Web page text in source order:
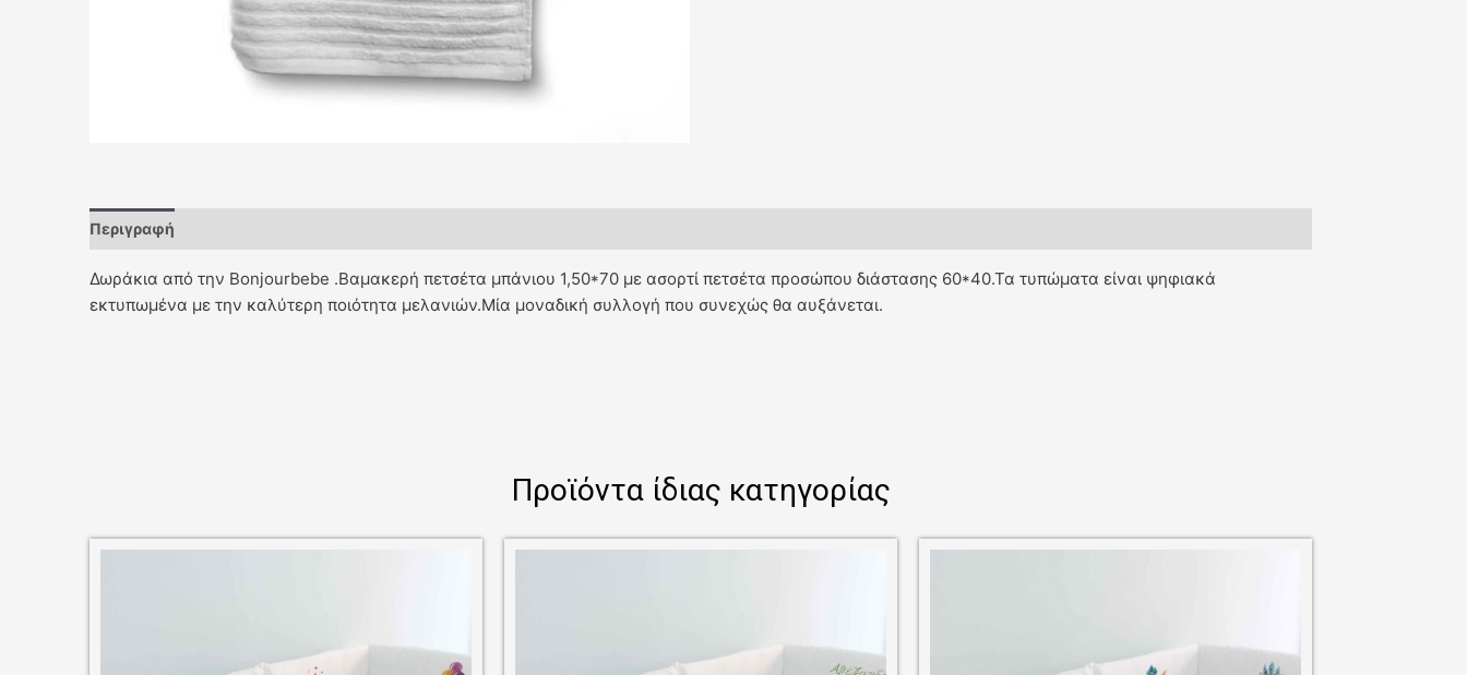
Περιγραφή
Δωράκια από την Bonjourbebe .Βαμακερή πετσέτα μπάνιου 1,50*70 με ασορτί πετσέτα προσώπου διάστασης 60*40.Τα τυπώματα είναι ψηφιακά
εκτυπωμένα με την καλύτερη ποιότητα μελανιών.Μία μοναδική συλλογή που συνεχώς θα αυξάνεται.
Προϊόντα ίδιας κατηγορίας